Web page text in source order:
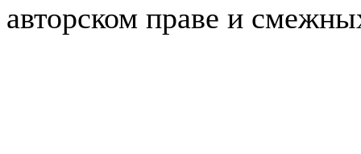
авторском праве и